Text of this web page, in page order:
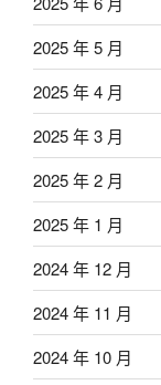
2025 年 5 月
2025 年 4 月
2025 年 3 月
2025 年 2 月
2025 年 1 月
2024 年 12 月
2024 年 11 月
2024 年 10 月